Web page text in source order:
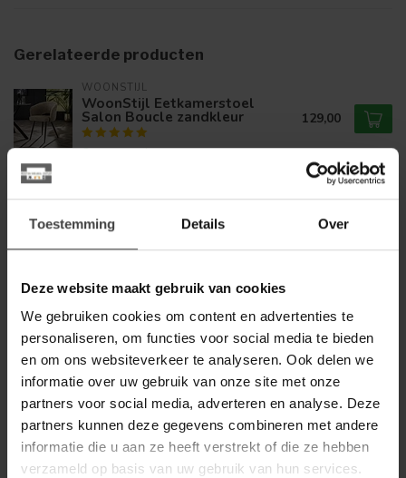
Toestemming Details Over
Deze website maakt gebruik van cookies
We gebruiken cookies om content en advertenties te
personaliseren, om functies voor social media te bieden
en om ons websiteverkeer te analyseren. Ook delen we
informatie over uw gebruik van onze site met onze
partners voor social media, adverteren en analyse. Deze
partners kunnen deze gegevens combineren met andere
informatie die u aan ze heeft verstrekt of die ze hebben
verzameld op basis van uw gebruik van hun services.
Gerelateerde producten
WOONSTIJL
WoonStijl Eetkamerstoel
Salon Boucle zandkleur
Op voorraad
129,00
LABEL51
Label51 Eetkamerstoel Lela -
Naturel - Elite - Taupe
LABEL51
Label51 Eetkamerstoel Lela -
Clay - Elite - Brons onderstel
Op voorraad
139,00
Label51 Eetkamerstoel Esma -
Naturel - Elite - Taupe 139,00